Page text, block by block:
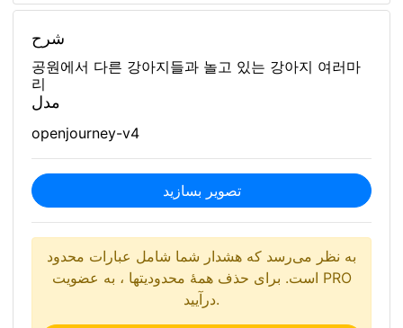
شرح
공원에서 다른 강아지들과 놀고 있는 강아지 여러마
리
مدل
openjourney-v4
تصویر بسازید
به نظر می‌رسد که هشدار شما شامل عبارات محدود
است. برای حذف همۀ محدودیتها ، به عضویت PRO
درآیید.